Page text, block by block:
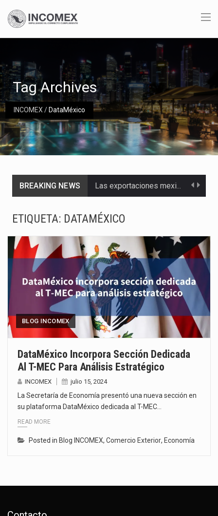
INCOMEX/ DataMéxico
Tag Archives
BREAKING NEWS Las exportaciones mexicanas de vehículos ligeros disminuyeron 9.67 % en julio a tasa anual, alcanzando…
Los créditos fiscales determinados a empresas IMMEX rara vez nacen de una interpretación equivocada de…
La industria automotriz mexicana concentra más de la mitad de las quejas bajo el Mecanismo…
ETIQUETA: DATAMÉXICO
BLOG INCOMEX
DataMéxico Incorpora Sección Dedicada
Al T-MEC Para Análisis Estratégico
INCOMEX julio 15, 2024
La Secretaría de Economía presentó una nueva sección en
su plataforma DataMéxico dedicada al T-MEC…
READ MORE
Posted in Blog INCOMEX, Comercio Exterior, Economía